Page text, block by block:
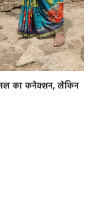
नल का कनेक्शन, लेकिन